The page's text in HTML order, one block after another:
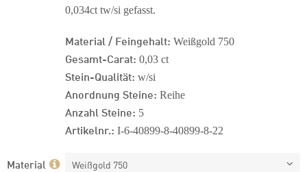
0,034ct tw/si gefasst.
Material / Feingehalt: Weißgold 750
Gesamt-Carat: 0,03 ct
Stein-Qualität: w/si
Anordnung Steine: Reihe
Anzahl Steine: 5
Artikelnr.: I-6-40899-8-40899-8-22
Material Weißgold 750